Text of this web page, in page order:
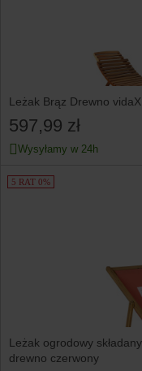
Leżak Brąz Drewno vidaXL
597,99 zł
Wysyłamy w 24h
5 RAT 0%
Leżak ogrodowy
drewno czerwony